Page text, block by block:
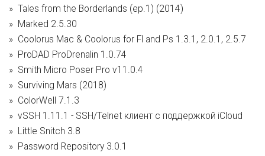
Tales from the Borderlands (ep.1) (2014)
Marked 2.5.30
Coolorus Mac & Coolorus for Fl and Ps 1.3.1, 2.0.1, 2.5.7
ProDAD ProDrenalin 1.0.74
Smith Micro Poser Pro v11.0.4
Surviving Mars (2018)
ColorWell 7.1.3
vSSH 1.11.1 - SSH/Telnet клиент с поддержкой iCloud
Little Snitch 3.8
Password Repository 3.0.1